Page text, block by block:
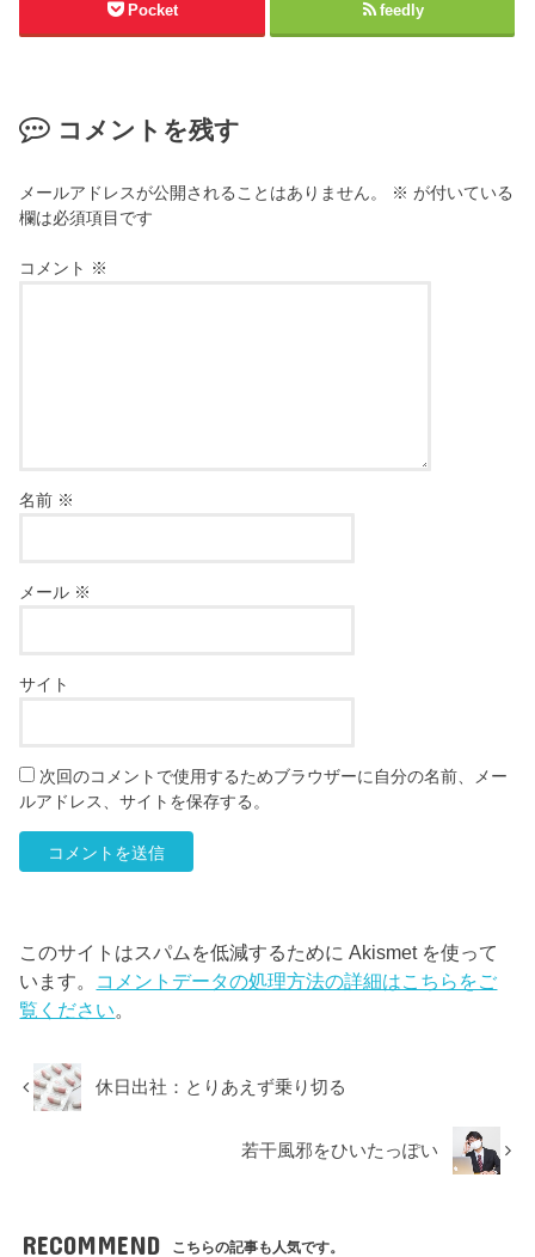
Pocket feedly
コメントを残す
メールアドレスが公開されることはありません。 ※ が付いている
欄は必須項目です
コメント ※
名前 ※
メール ※
サイト
次回のコメントで使用するためブラウザーに自分の名前、メー
ルアドレス、サイトを保存する。
このサイトはスパムを低減するために Akismet を使って
います。 コメントデータの処理方法の詳細はこちらをご
覧ください。
休日出社：とりあえず乗り切る
若干風邪をひいたっぽい
RECOMMEND こちらの記事も人気です。